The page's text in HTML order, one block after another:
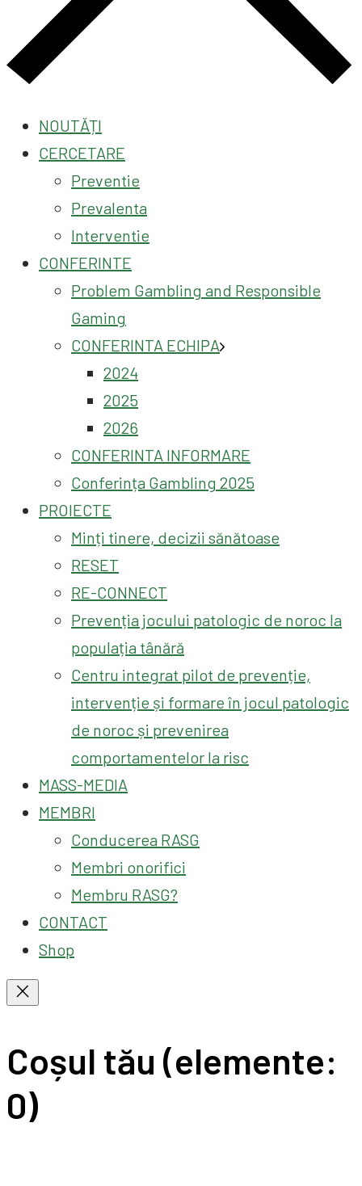
NOUTĂȚI
CERCETARE
Preventie
Prevalenta
Interventie
CONFERINTE
Problem Gambling and Responsible
Gaming
CONFERINTA ECHIPA
2024
2025
2026
CONFERINTA INFORMARE
Conferința Gambling 2025
PROIECTE
Minți tinere, decizii sănătoase
RESET
RE-CONNECT
Prevenția jocului patologic de noroc la
populația tânără
Centru integrat pilot de prevenție,
intervenție și formare în jocul patologic
de noroc și prevenirea
comportamentelor la risc
MASS-MEDIA
MEMBRI
Conducerea RASG
Membri onorifici
Membru RASG?
CONTACT
Shop
Coșul tău (elemente:
0)